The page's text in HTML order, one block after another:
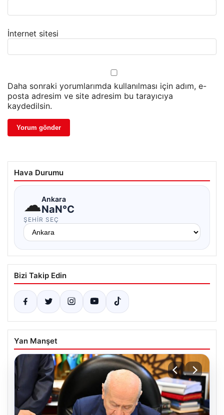
İnternet sitesi
Daha sonraki yorumlarımda kullanılması için adım, e-
posta adresim ve site adresim bu tarayıcıya
kaydedilsin.
Hava Durumu
☁Ankara
NaN°C
ŞEHIR SEÇ
Bizi Takip Edin
Yan Manşet